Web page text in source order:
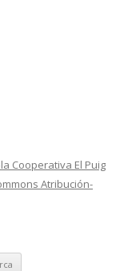
Cooperativa El Puig
Atribución-